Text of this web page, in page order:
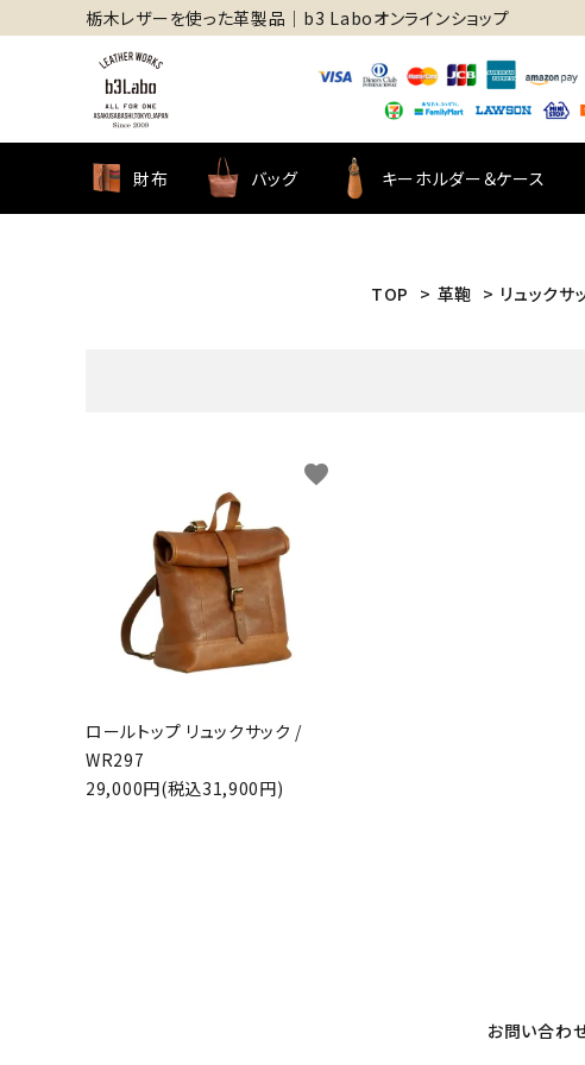
栃木レザーを使った革製品│b3 Laboオンラインショップ
財布 バッグ キーホルダー＆ケース
TOP > 革鞄 > リュックサ
ロールトップ リュックサック /
WR297
29,000円(税込31,900円)
favorite
お問い合わ